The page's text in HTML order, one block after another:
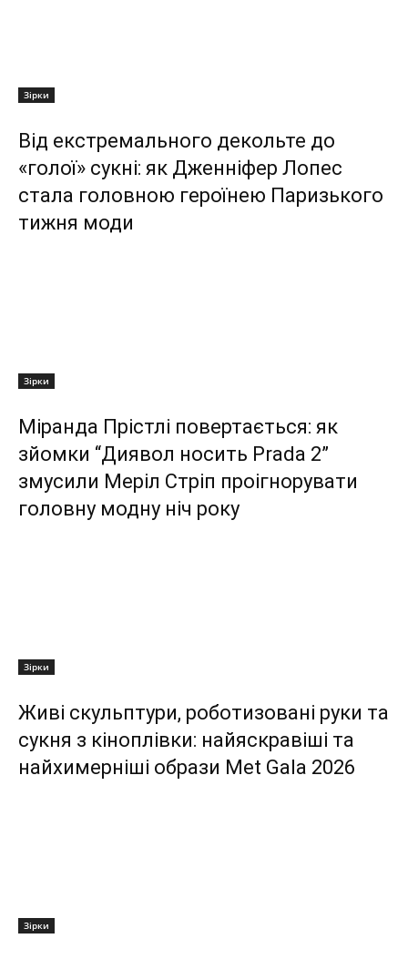
Зірки
Від екстремального декольте до
«голої» сукні: як Дженніфер Лопес
стала головною героїнею Паризького
тижня моди
Зірки
Міранда Прістлі повертається: як
зйомки “Диявол носить Prada 2”
змусили Меріл Стріп проігнорувати
головну модну ніч року
Зірки
Живі скульптури, роботизовані руки та
сукня з кіноплівки: найяскравіші та
найхимерніші образи Met Gala 2026
Зірки